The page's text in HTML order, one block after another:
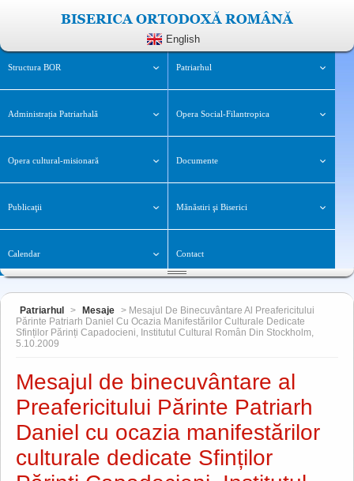
English
Structura BOR Patriarhul
Administrația Patriarhală Opera Social-Filantropica
Opera cultural-misionară Documente
Publicaţii Mănăstiri şi Biserici
Calendar Contact
Patriarhul > Mesaje > Mesajul De Binecuvântare Al Preafericitului
Părinte Patriarh Daniel Cu Ocazia Manifestărilor Culturale Dedicate
Sfinților Părinți Capadocieni, Institutul Cultural Român Din Stockholm,
5.10.2009
Mesajul de binecuvântare al
Preafericitului Părinte Patriarh
Daniel cu ocazia manifestărilor
culturale dedicate Sfinților